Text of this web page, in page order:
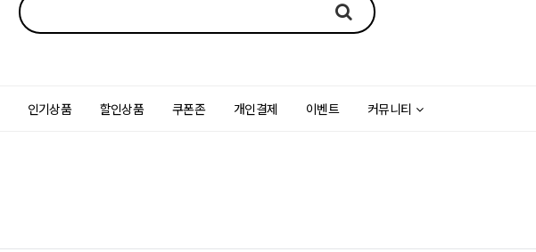
인기상품 할인상품 쿠폰존 개인결제 이벤트 커뮤니티